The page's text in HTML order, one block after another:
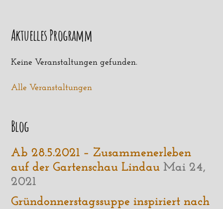
Aktuelles Programm
Keine Veranstaltungen gefunden.
Alle Veranstaltungen
Blog
Ab 28.5.2021 – Zusammenerleben
auf der Gartenschau Lindau Mai 24,
2021
Gründonnerstagssuppe inspiriert nach